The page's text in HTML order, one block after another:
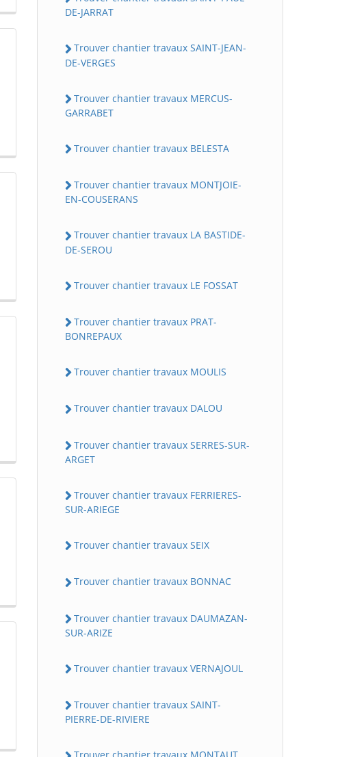
DE-JARRAT
Trouver chantier travaux SAINT-JEAN-
DE-VERGES
Trouver chantier travaux MERCUS-
GARRABET
Trouver chantier travaux BELESTA
Trouver chantier travaux MONTJOIE-
EN-COUSERANS
Trouver chantier travaux LA BASTIDE-
DE-SEROU
Trouver chantier travaux LE FOSSAT
Trouver chantier travaux PRAT-
BONREPAUX
Trouver chantier travaux MOULIS
Trouver chantier travaux DALOU
Trouver chantier travaux SERRES-SUR-
ARGET
Trouver chantier travaux FERRIERES-
SUR-ARIEGE
Trouver chantier travaux SEIX
Trouver chantier travaux BONNAC
Trouver chantier travaux DAUMAZAN-
SUR-ARIZE
Trouver chantier travaux VERNAJOUL
Trouver chantier travaux SAINT-
PIERRE-DE-RIVIERE